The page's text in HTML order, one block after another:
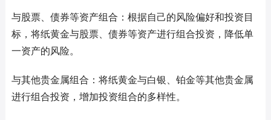
与股票、债券等资产组合：根据自己的风险偏好和投资目
标，将纸黄金与股票、债券等资产进行组合投资，降低单
一资产的风险。
与其他贵金属组合：将纸黄金与白银、铂金等其他贵金属
进行组合投资，增加投资组合的多样性。